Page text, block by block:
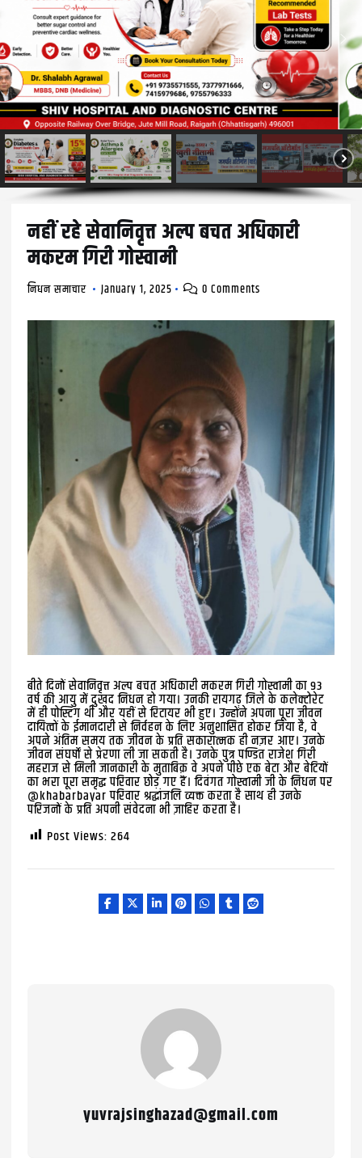
नहीं रहे सेवानिवृत्त अल्प बचत अधिकारी
मकरम गिरी गोस्वामी
निधन समाचार January 1, 2025 0 Comments
बीते दिनों सेवानिवृत्त अल्प बचत अधिकारी मकरम गिरी गोस्वामी का 93
वर्ष की आयु में दुखद निधन हो गया। उनकी रायगढ़ जिले के कलेक्टोरेट
में ही पोस्टिंग थी और यहीं से रिटायर भी हुए। उन्होंने अपना पूरा जीवन
दायित्वों के ईमानदारी से निर्वहन के लिए अनुशासित होकर जिया है, वे
अपने अंतिम समय तक जीवन के प्रति सकारात्मक ही नज़र आए। उनके
जीवन संघर्षों से प्रेरणा ली जा सकती है। उनके पुत्र पण्डित राजेश गिरी
महराज से मिली जानकारी के मुताबिक़ वे अपने पीछे एक बेटा और बेटियों
का भरा पूरा समृद्ध परिवार छोड़ गए हैं। दिवंगत गोस्वामी जी के निधन पर
@khabarbayar परिवार श्रद्धांजलि व्यक्त करता है साथ ही उनके
परिजनों के प्रति अपनी संवेदना भी ज़ाहिर करता है।
Post Views: 264
yuvrajsinghazad@gmail.com